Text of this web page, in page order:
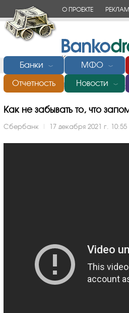
О ПРОЕКТЕ
Банки ﹀ МФО ﹀
Отчетность Новости ﹀
Главная/Банки России/Сбербанк
Как не забывать то, что
Сбербанк | 17 декабря 2021 г. 10:55